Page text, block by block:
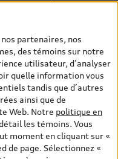
de vente établis par les
les taxes
neufs) et les frais
Toutefois, les taxes de
prix de l’estimateur de
au moyen de l’onglet
s’il a été
de véhicules neufs et
de vente (prix de vente
généraux sur les
titre indicatif seulement,
partenaires, nos
des témoins sur notre
utilisateur, d’analyser
quelle information vous
tandis que d’autres
ainsi que de
Web. Notre politique en
les témoins. Vous
moment en cliquant sur «
de page. Sélectionnez «